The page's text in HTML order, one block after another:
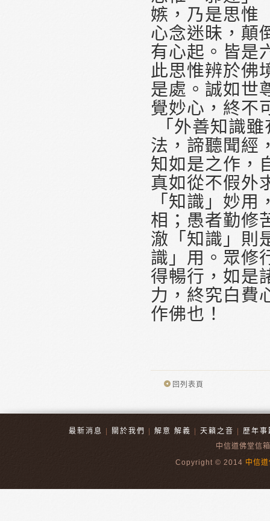
嫉，乃是思惟
心念迷昧，顛
有心起。皆是
此思惟辨於佛
是處。誠如世
覺妙心，終不
「外善知識
法，諦聽聞經
知如是之作，
真如從不假外
「知識」妙
相；愚者勤修
澈「知識」則
識」用。眾修
得暢行，如是
力，終究白費
作佛也！
回列表頁
最新消息 關於我們 |解意 解義 |天籟之音 |歷年事
中信道佛堂信
Copyright © 2014 中信